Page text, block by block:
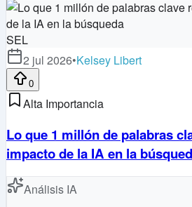
SEL
2 jul 2026•Kelsey Libert
0
Alta Importancia
Lo que 1 millón de palabras
impacto de la IA en la
Análisis IA